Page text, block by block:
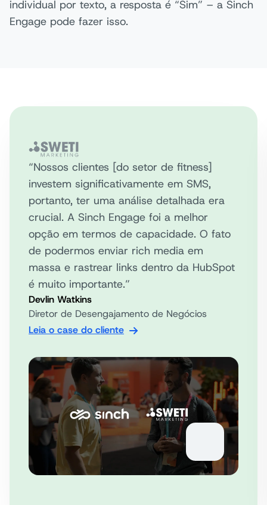
individual por texto, a resposta é “Sim” – a Sinch
Engage pode fazer isso.
“Nossos clientes [do setor de fitness]
investem significativamente em SMS,
portanto, ter uma análise detalhada era
crucial. A Sinch Engage foi a melhor
opção em termos de capacidade. O fato
de podermos enviar rich media em
massa e rastrear links dentro da HubSpot
é muito importante.”
Devlin Watkins
Diretor de Desengajamento de Negócios
Leia o case do cliente